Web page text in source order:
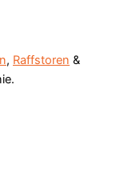
, Raffstoren &